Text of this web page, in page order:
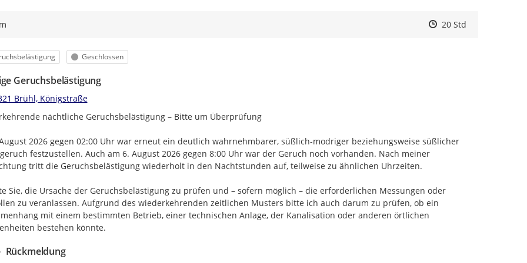
Zeitpunkt des
Zeitpunkt des
20 StdZur Äußerung
Status
Geschlossen
Geruchsbelästigung
Brühl, Königstraße
nächtliche Geruchsbelästigung – Bitte um Überprüfung
2026 gegen 02:00 Uhr war erneut ein deutlich wahrnehmbarer, süßlich-modriger beziehungsweise süßlicher
festzustellen. Auch am 6. August 2026 gegen 8:00 Uhr war der Geruch noch vorhanden. Nach meiner
tritt die Geruchsbelästigung wiederholt in den Nachtstunden auf, teilweise zu ähnlichen Uhrzeiten.
Sie, die Ursache der Geruchsbelästigung zu prüfen und – sofern möglich – die erforderlichen Messungen oder
zu veranlassen. Aufgrund des wiederkehrenden zeitlichen Musters bitte ich auch darum zu prüfen, ob ein
mit einem bestimmten Betrieb, einer technischen Anlage, der Kanalisation oder anderen örtlichen
bestehen könnte.
Rückmeldung